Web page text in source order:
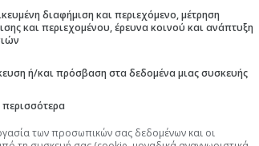
Χαρακτήρα
διαφήμιση και περιεχόμενο, μέτρηση
και περιεχομένου, έρευνα κοινού και ανάπτυξη
ή/και πρόσβαση στα δεδομένα μιας συσκευής
των προσωπικών σας δεδομένων και οι